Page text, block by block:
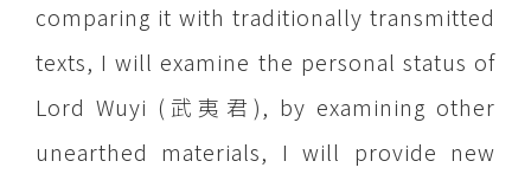
comparing it with traditionally transmitted
texts, I will examine the personal status of
Lord Wuyi (武夷君), by examining other
unearthed materials, I will provide new